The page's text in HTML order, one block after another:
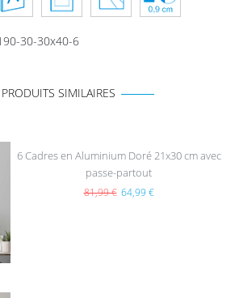
30-30x40-6
PRODUITS SIMILAIRES
6 Cadres en Aluminium Doré 21x30 cm avec
passe-partout
81,99 € 64,99 €